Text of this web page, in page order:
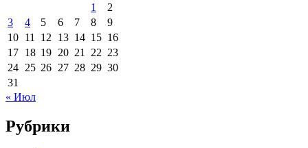
1
2
3
4 5 6 7 8
9
10 11 12 13 14 15 16
17 18 19 20 21 22 23
24 25 26 27 28 29 30
31
« Июл
Рубрики